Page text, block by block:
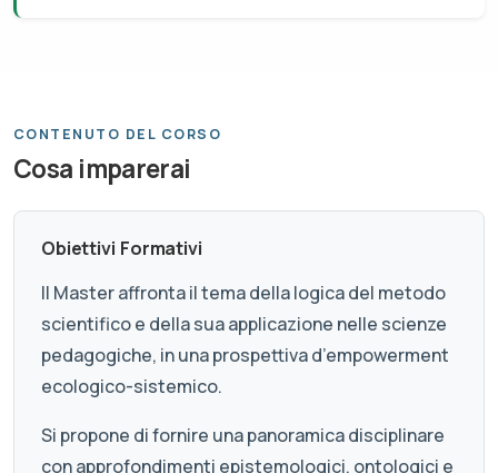
CONTENUTO DEL CORSO
Cosa imparerai
Obiettivi Formativi
Il Master affronta il tema della logica del metodo
scientifico e della sua applicazione nelle scienze
pedagogiche, in una prospettiva d’empowerment
ecologico-sistemico.
Si propone di fornire una panoramica disciplinare
con approfondimenti epistemologici, ontologici e